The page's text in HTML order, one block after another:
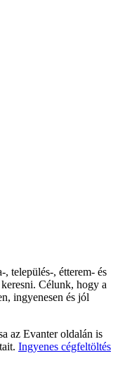
település-, étterem- és
Célunk, hogy a
ingyenesen és jól
az Evanter oldalán is
Ingyenes cégfeltöltés